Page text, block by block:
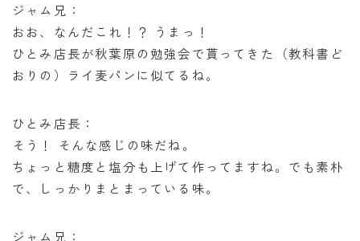
ジャム兄：
おお、なんだこれ！？ うまっ！
ひとみ店長が秋葉原の勉強会で貰ってきた（教科書ど
おりの）ライ麦パンに似てるね。
ひとみ店長：
そう！ そんな感じの味だね。
ちょっと糖度と塩分も上げて作ってますね。でも素朴
で、しっかりまとまっている味。
ジャム兄：